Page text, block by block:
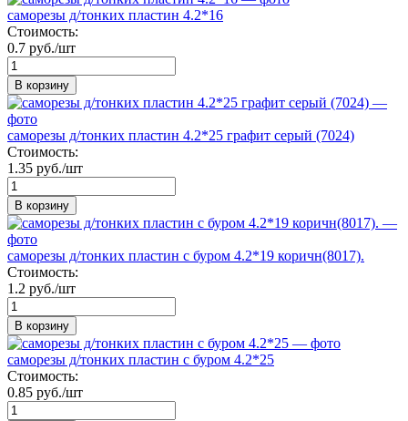
саморезы д/тонких пластин 4.2*16
Стоимость:
0.7 руб./шт
В корзину
саморезы д/тонких пластин 4.2*25 графит серый (7024)
Стоимость:
1.35 руб./шт
В корзину
саморезы д/тонких пластин с буром 4.2*19 коричн(8017).
Стоимость:
1.2 руб./шт
В корзину
саморезы д/тонких пластин с буром 4.2*25
Стоимость:
0.85 руб./шт